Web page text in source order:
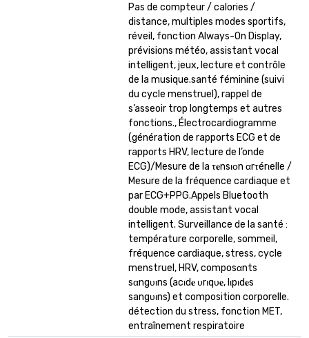
Pas de compteur / calories /
distance, multiples modes sportifs,
réveil, fonction Always-On Display,
prévisions météo, assistant vocal
intelligent, jeux, lecture et contrôle
de la musique.santé féminine (suivi
du cycle menstruel), rappel de
s’asseoir trop longtemps et autres
fonctions., Électrocardiogramme
(génération de rapports ECG et de
rapports HRV, lecture de l’onde
ECG)/Mesure de la τ𝐞nsιοn αrτérιelle /
Mesure de la fréquence cardiaque et
par ECG+PPG.Appels Bluetooth
double mode, assistant vocal
intelligent. Surveillance de la santé :
température corporelle, sommeil,
fréquence cardiaque, stress, cycle
menstruel, HRV, composαnts
sαngυιns (acιd𝐞 υrιqυ𝐞, lιpιd𝐞s
sangυιns) et composition corporelle.
détection du stress, fonction MET,
entraînement respiratoire